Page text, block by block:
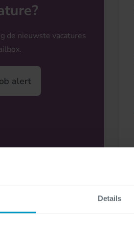
Details
de nieuwste vacatures
alert
Consultant D365